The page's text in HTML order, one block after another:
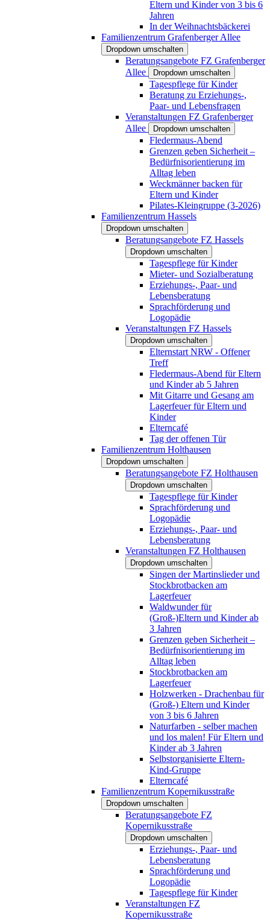
Eltern und Kinder von 3 bis 6
Jahren
In der Weihnachtsbäckerei
Familienzentrum Grafenberger Allee
Dropdown umschalten
Beratungsangebote FZ Grafenberger
Allee
Dropdown umschalten
Tagespflege für Kinder
Beratung zu Erziehungs-,
Paar- und Lebensfragen
Veranstaltungen FZ Grafenberger
Allee
Dropdown umschalten
Fledermaus-Abend
Grenzen geben Sicherheit –
Bedürfnisorientierung im
Alltag leben
Weckmänner backen für
Eltern und Kinder
Pilates-Kleingruppe (3-2026)
Familienzentrum Hassels
Dropdown umschalten
Beratungsangebote FZ Hassels
Dropdown umschalten
Tagespflege für Kinder
Mieter- und Sozialberatung
Erziehungs-, Paar- und
Lebensberatung
Sprachförderung und
Logopädie
Veranstaltungen FZ Hassels
Dropdown umschalten
Elternstart NRW - Offener
Treff
Fledermaus-Abend für Eltern
und Kinder ab 5 Jahren
Mit Gitarre und Gesang am
Lagerfeuer für Eltern und
Kinder
Elterncafé
Tag der offenen Tür
Familienzentrum Holthausen
Dropdown umschalten
Beratungsangebote FZ Holthausen
Dropdown umschalten
Tagespflege für Kinder
Sprachförderung und
Logopädie
Erziehungs-, Paar- und
Lebensberatung
Veranstaltungen FZ Holthausen
Dropdown umschalten
Singen der Martinslieder und
Stockbrotbacken am
Lagerfeuer
Waldwunder für
(Groß-)Eltern und Kinder ab
3 Jahren
Grenzen geben Sicherheit –
Bedürfnisorientierung im
Alltag leben
Stockbrotbacken am
Lagerfeuer
Holzwerken - Drachenbau für
(Groß-) Eltern und Kinder
von 3 bis 6 Jahren
Naturfarben - selber machen
und los malen! Für Eltern und
Kinder ab 3 Jahren
Selbstorganisierte Eltern-
Kind-Gruppe
Elterncafé
Familienzentrum Kopernikusstraße
Dropdown umschalten
Beratungsangebote FZ
Kopernikusstraße
Dropdown umschalten
Erziehungs-, Paar- und
Lebensberatung
Sprachförderung und
Logopädie
Tagespflege für Kinder
Veranstaltungen FZ
Kopernikusstraße